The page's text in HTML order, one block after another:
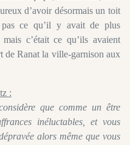
d’avoir désormais un toit
pas ce qu’il y avait de plus
c’était ce qu’ils avaient
de Ranat la ville-garnison aux
:
que comme un être
inéluctables, et vous
alors même que vous